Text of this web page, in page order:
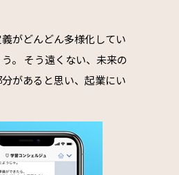
がどんどん多様化してい
。 そう遠くない、未来の
があると思い、起業にい